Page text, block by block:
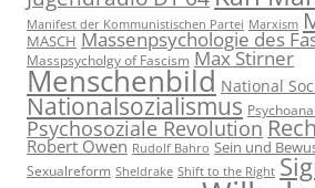
Manifest der Kommunistischen Partei Marxism
MASCH Massenpsychologie des
Masspsycholgy of Fascism Max Stirner
Menschenbild National
Nationalsozialismus
Psychosoziale Revolution
Robert Owen Rudolf Bahro Sein und
Sexualreform Sheldrake Shift to the Right